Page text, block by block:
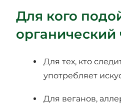
Для кого
органический
Для тех, кто
употребляет
Для веганов,